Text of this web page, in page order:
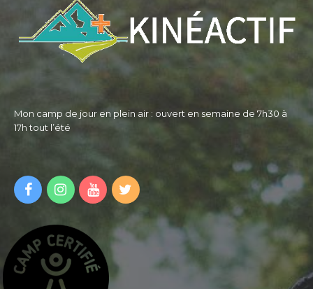
Mon camp de jour en plein air : ouvert en semaine de 7h30 à
17h tout l’été